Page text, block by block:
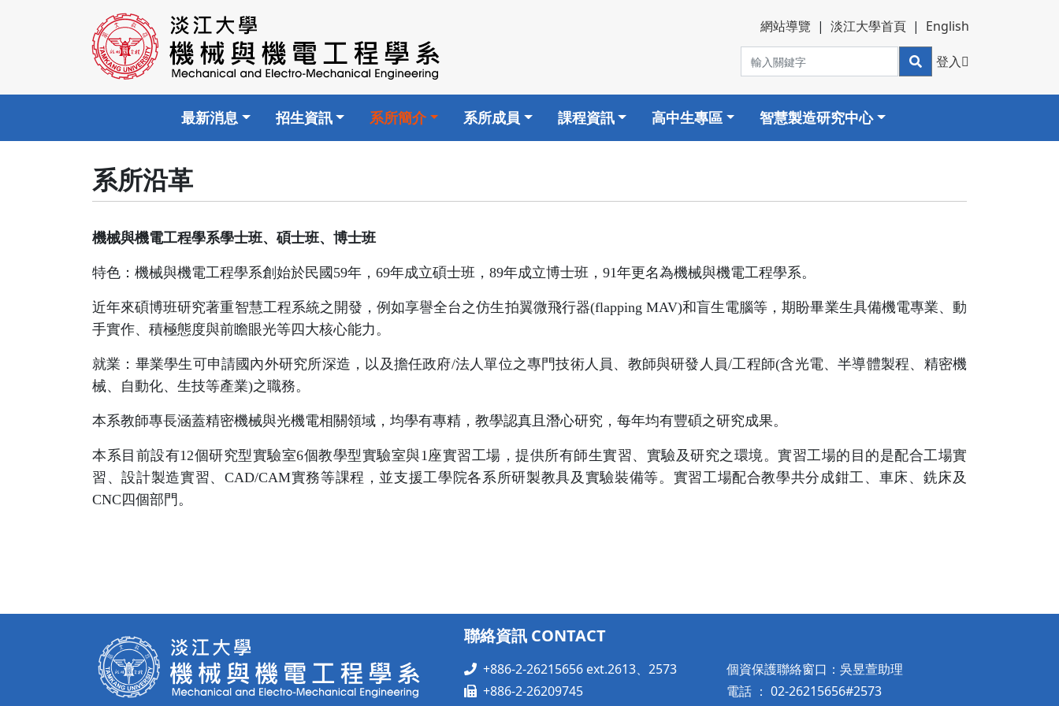
網站導覽 | 淡江大學首頁 | English
登入
最新消息 招生資訊 系所簡介 系所成員 課程資訊 高中生專區 智慧製造研究中心
系所沿革
機械與機電工程學系學士班、碩士班、博士班
特色：機械與機電工程學系創始於民國59年，69年成立碩士班，89年成立博士班，91年更名為機械與機電工程學系。
近年來碩博班研究著重智慧工程系統之開發，例如享譽全台之仿生拍翼微飛行器(flapping MAV)和盲生電腦等，期盼畢業生具備機電專業、動
手實作、積極態度與前瞻眼光等四大核心能力。
就業：畢業學生可申請國內外研究所深造，以及擔任政府/法人單位之專門技術人員、教師與研發人員/工程師(含光電、半導體製程、精密機
械、自動化、生技等產業)之職務。
本系教師專長涵蓋精密機械與光機電相關領域，均學有專精，教學認真且潛心研究，每年均有豐碩之研究成果。
本系目前設有12個研究型實驗室6個教學型實驗室與1座實習工場，提供所有師生實習、實驗及研究之環境。實習工場的目的是配合工場實
習、設計製造實習、CAD/CAM實務等課程，並支援工學院各系所研製教具及實驗裝備等。實習工場配合教學共分成鉗工、車床、銑床及
CNC四個部門。
聯絡資訊 CONTACT
+886-2-26215656 ext.2613、2573
+886-2-26209745
個資保護聯絡窗口：吳昱萱助理
電話 ： 02-26215656#2573